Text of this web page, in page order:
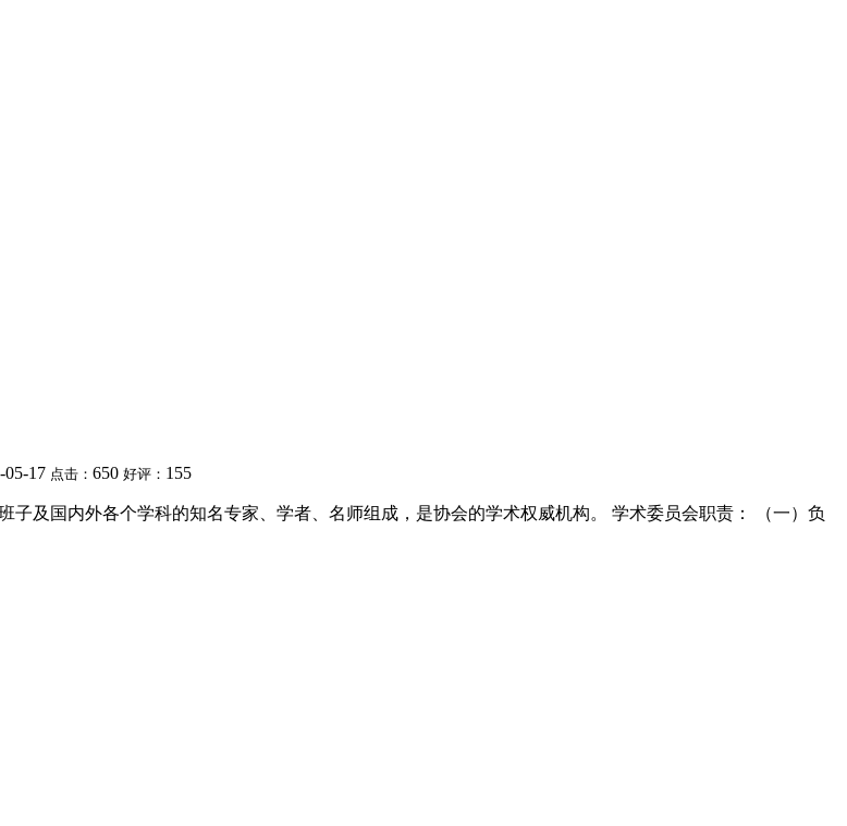
05-17 点击： 650 好评： 155
及国内外各个学科的知名专家、学者、名师组成，是协会的学术权威机构。 学术委员会职责： （一）负